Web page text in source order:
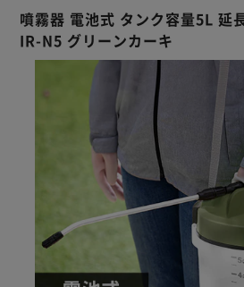
噴霧器 電池式 タンク容量5L 延
IR-N5 グリーンカーキ
※ご確認ください
カートに入れる